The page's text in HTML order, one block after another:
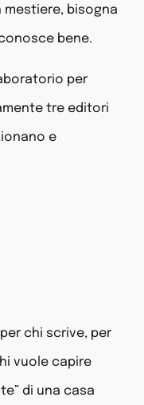
mestiere, bisogna
bene.
per
tre editori
e
chi scrive, per
vuole capire
di una casa